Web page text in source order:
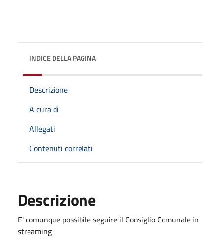
INDICE DELLA PAGINA
Descrizione
A cura di
Allegati
Contenuti correlati
Descrizione
E' comunque possibile seguire il Consiglio Comunale in
streaming